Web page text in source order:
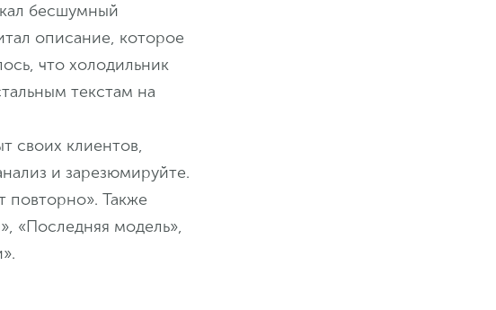
бесшумный
описание, которое
что холодильник
текстам на
своих клиентов,
и зарезюмируйте.
повторно». Также
«Последняя модель»,